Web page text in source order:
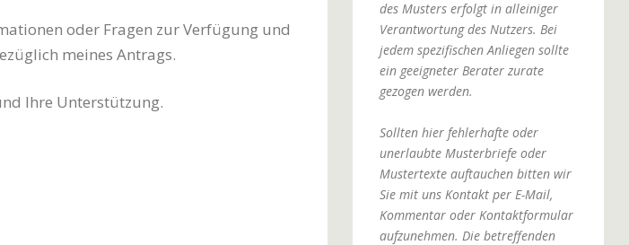
oder Fragen zur Verfügung und
meines Antrags.
Ihre Unterstützung.
des Musters erfolgt in alleiniger
Verantwortung des Nutzers. Bei
jedem spezifischen Anliegen sollte
ein geeigneter Berater zurate
gezogen werden.
Sollten hier fehlerhafte oder
unerlaubte Musterbriefe oder
Mustertexte auftauchen bitten wir
Sie mit uns Kontakt per E-Mail,
Kommentar oder Kontaktformular
aufzunehmen. Die betreffenden